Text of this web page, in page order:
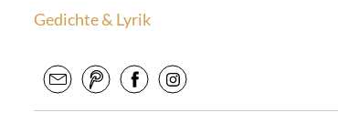
Gedichte & Lyrik